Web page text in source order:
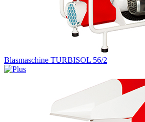
Blasmaschine TURBISOL 56/2